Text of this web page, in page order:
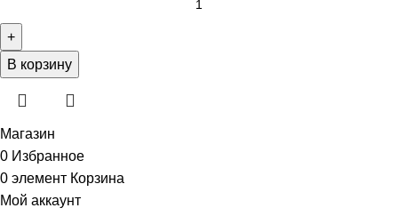
В корзину
Магазин
0 Избранное
0 элемент Корзина
Мой аккаунт